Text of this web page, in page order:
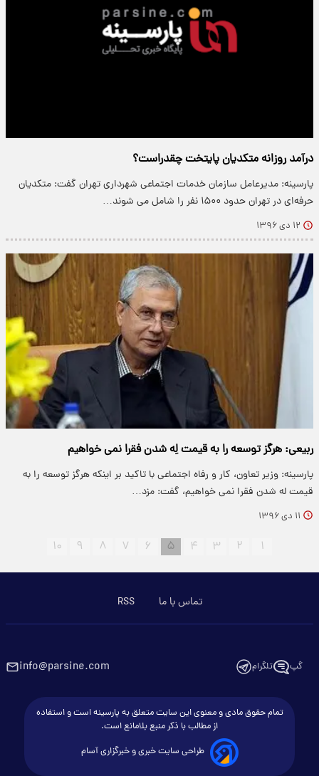
درآمد روزانه متکدیان پایتخت چقدراست؟
پارسینه: مدیرعامل سازمان خدمات اجتماعی شهرداری تهران گفت: متکدیان
حرفه‌ای در تهران حدود ۱۵۰۰ نفر را شامل می شوند…
۱۲ دی ۱۳۹۶
ربیعی: هرگز توسعه را به قیمت لِه شدن فقرا نمی خواهیم
پارسینه: وزیر تعاون، کار و رفاه اجتماعی با تاکید بر اینکه هرگز توسعه را به
قیمت له شدن فقرا نمی خواهیم، گفت: مزد…
۱۱ دی ۱۳۹۶
۱ ۲ ۳ ۴ ۵ ۶ ۷ ۸ ۹ ۱۰
تماس با ما RSS
گپ تلگرام info@parsine.com
تمام حقوق مادی و معنوی این سایت متعلق به پارسینه است و استفاده
از مطالب با ذکر منبع بلامانع است.
طراحی سایت خبری و خبرگزاری آسام